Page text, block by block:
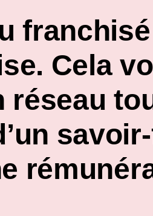
Cela
réseau